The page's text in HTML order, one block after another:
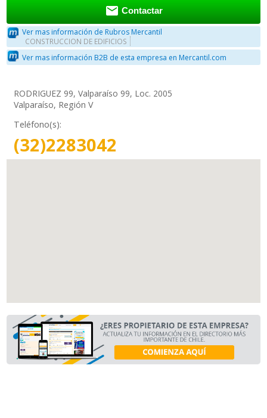
 Contactar
Ver mas información de Rubros Mercantil
CONSTRUCCION DE EDIFICIOS
Ver mas información B2B de esta empresa en Mercantil.com
RODRIGUEZ 99, Valparaíso 99, Loc. 2005
Valparaíso, Región V
Teléfono(s):
(32)2283042